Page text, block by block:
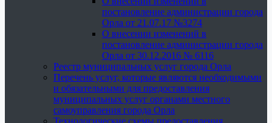
постановление администрации города
Орла от 21.07.17 №3274
О внесении изменений в
постановление администрации города
Орла от 30.12.2016 № 6116
Реестр муниципальных услуг города Орла
Перечень услуг, которые являются необходимыми
и обязательными для предоставления
муниципальных услуг органами местного
самоуправления города Орла
Технологические схемы предоставления